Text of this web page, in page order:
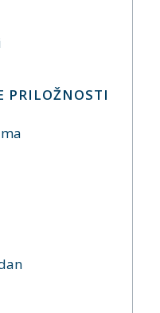
PRILOŽNOSTI